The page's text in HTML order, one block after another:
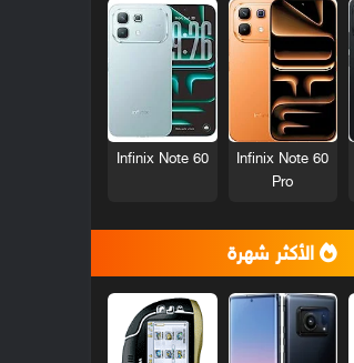
Infinix Note 60
Pro
Infinix Note 60
الأكثر شهرة